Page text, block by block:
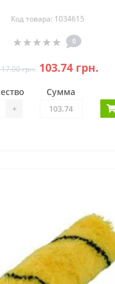
Код товара: 1034615
0
грн. 103.74 грн.
+
Сумма